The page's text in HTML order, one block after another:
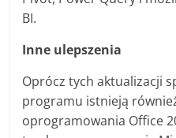
BI.
Inne ulepszenia
Oprócz tych aktualizacji
programu istnieją
oprogramowania Office